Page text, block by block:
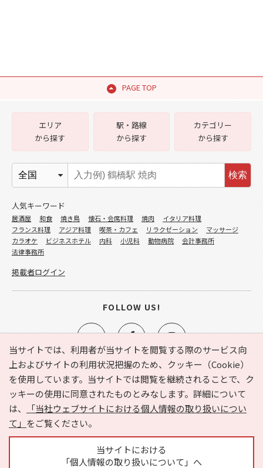
PAGE TOP
当サイトでは、利用者が当サイトを閲覧する際のサービス向
上およびサイトの利用状況把握のため、クッキー（Cookie）
を使用しています。当サイトでは閲覧を継続されることで、ク
ッキーの使用に同意されたものとみなします。詳細について
は、
「当社ウェブサイトにおける個人情報の取り扱いについ
て」 をご覧ください。
当サイトにおける
「個人情報の取り扱いについて」へ
e-NAVITA（イーナビタ）とは？ お気に入り
ヘルプ
利用規約
個人情報の取り扱いについて
運営会社
サイトマップ
広告掲載に関するお問い合わせ
エリア
から探す
駅・路線
から探す
カテゴリー
から探す
検索
人気キーワード
居酒屋 和食 焼き鳥 懐石・会席料理 焼肉
イタリア料理
フランス料理
アジア料理 喫茶・カフェ リラクゼーション
マッサージ
カラオケ
ビジネスホテル 内科 小児科 動物病院
会計事務所
法律事務所
掲載者ログイン
FOLLOW US!